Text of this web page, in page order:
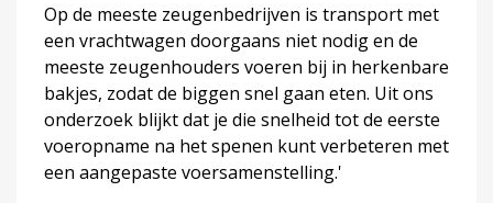
Op de meeste zeugenbedrijven is transport met
een vrachtwagen doorgaans niet nodig en de
meeste zeugenhouders voeren bij in herkenbare
bakjes, zodat de biggen snel gaan eten. Uit ons
onderzoek blijkt dat je die snelheid tot de eerste
voeropname na het spenen kunt verbeteren met
een aangepaste voersamenstelling.'